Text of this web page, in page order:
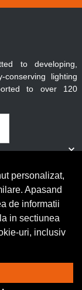
to developing,
lighting
to over 120
rezervate.
personalizat,
Apasand
de informatii
in sectiunea
uri, inclusiv